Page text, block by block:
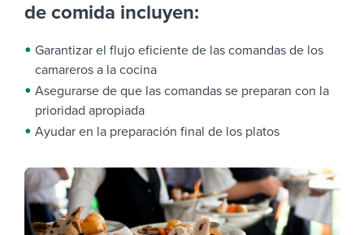
de comida incluyen:
Garantizar el flujo eficiente de las comandas de los
camareros a la cocina
Asegurarse de que las comandas se preparan con la
prioridad apropiada
Ayudar en la preparación final de los platos